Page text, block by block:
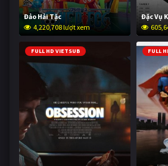
Đảo Hải Tặc
4,220,708 lượt xem
Đặc Vụ
FULL HD VIETSUB FULL